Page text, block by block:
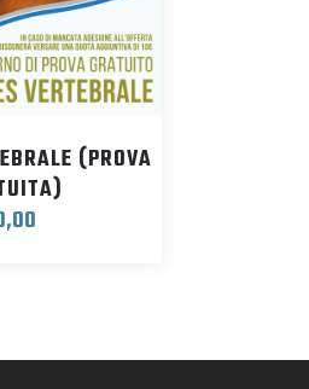
(PROVA